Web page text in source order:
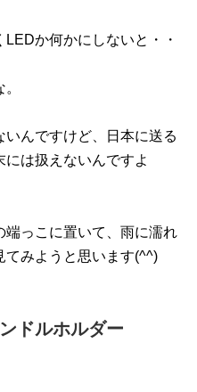
か何かにしないと・・
んですけど、日本に送る
は扱えないんですよ
端っこに置いて、雨に濡れ
てみようと思います(^^)
ドルホルダー